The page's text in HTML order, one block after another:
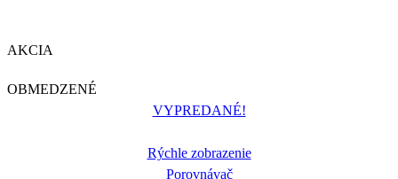
AKCIA
OBMEDZENÉ
VYPREDANÉ!
Rýchle zobrazenie
Porovnávač